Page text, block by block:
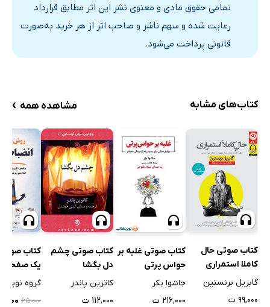
تمامی حقوق مادی و معنوی نشر این اثر مطابق قرارداد
رعایت شده و سهم ناشر و صاحب اثر از هر خرید به‌صورت
قانونی پرداخت می‌شود.
کتاب‌های مشابه مشاهده همه ›
کتاب صوتی حال
کاملا استمراری
گابریل برنستین
۹۹,۰۰۰ ت
کتاب صوتی غلبه بر
حواس پرتی
جاشوا بکر
۲۱۶,۰۰۰ ت
کتاب صوتی چشم
دل بگشا
کاترین پاندر
۱۱۲,۰۰۰ ت
کتاب
یک
شخصی
گروه
۶۵۰۰۰